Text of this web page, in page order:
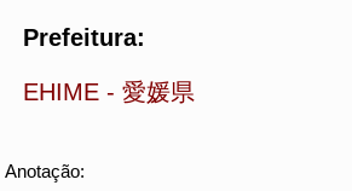
Prefeitura:
EHIME - 愛媛県
Anotação: